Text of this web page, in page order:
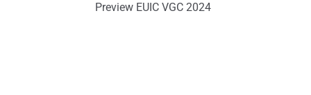
Preview EUIC VGC 2024